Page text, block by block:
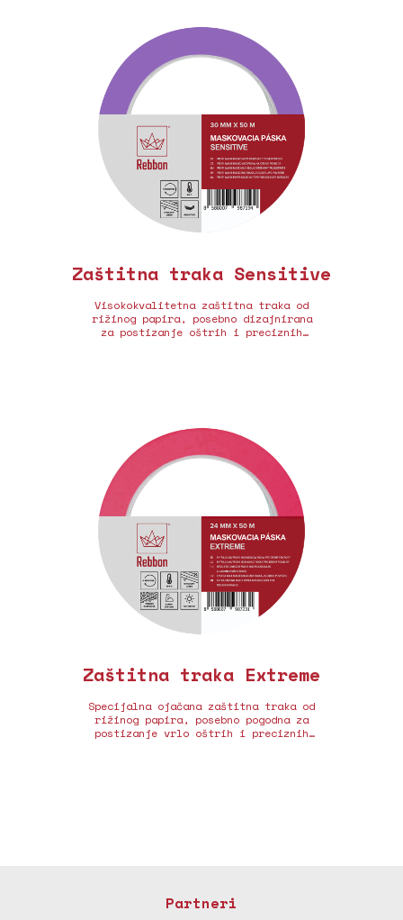
Zaštitna traka Sensitive
Visokokvalitetna zaštitna traka od
rižinog papira, posebno dizajnirana
za postizanje oštrih i preciznih
Zaštitna traka Extreme
Specijalna ojačana zaštitna traka od
rižinog papira, posebno pogodna za
postizanje vrlo oštrih i preciznih
Partneri